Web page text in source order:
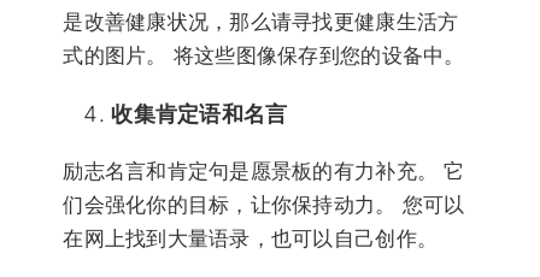
是改善健康状况，那么请寻找更健康生活方
式的图片。 将这些图像保存到您的设备中。
收集肯定语和名言
励志名言和肯定句是愿景板的有力补充。 它
们会强化你的目标，让你保持动力。 您可以
在网上找到大量语录，也可以自己创作。